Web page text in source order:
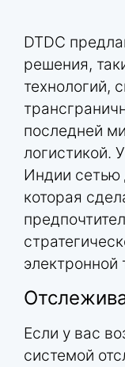
DTDC
решения,
технологий,
последней
логистикой.
Индии сетью
которая
электронной
Если у вас
системой